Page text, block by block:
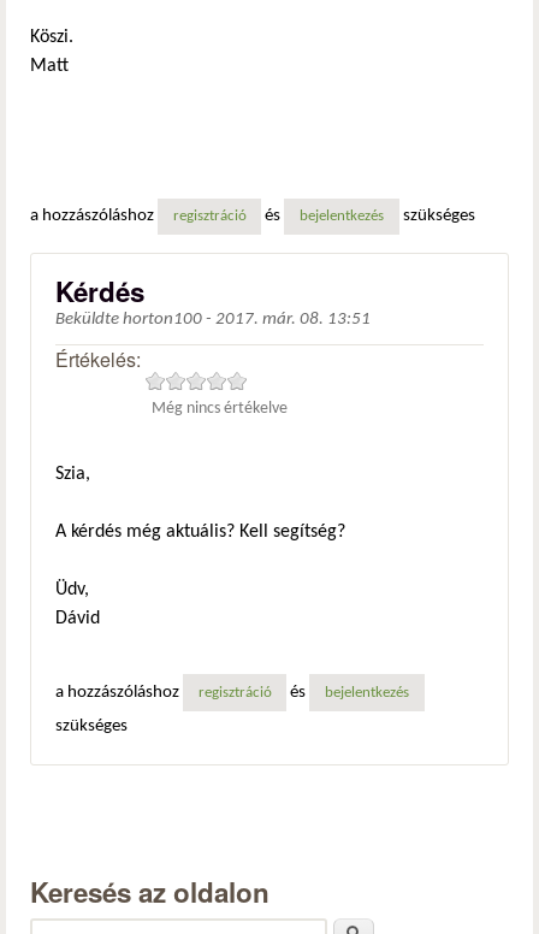
Köszi.
Matt
a hozzászóláshoz regisztráció és bejelentkezés szükséges
Kérdés
Beküldte horton100 - 2017. már. 08. 13:51
Értékelés:
Még nincs értékelve
Szia,
A kérdés még aktuális? Kell segítség?
Üdv,
Dávid
a hozzászóláshoz regisztráció és bejelentkezés
szükséges
Keresés az oldalon